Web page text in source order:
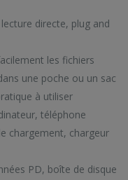
directe, plug and
les fichiers
une poche ou un sac
à utiliser
téléphone
chargement, chargeur
PD, boîte de disque
20%!
gadgets les plus